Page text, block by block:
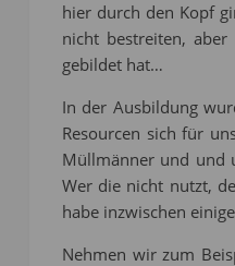
hier durch den Kopf
nicht bestreiten,
gebildet hat…
In der Ausbildung
Resourcen sich für
Müllmänner und und
Wer die nicht nutzt,
habe inzwischen
Nehmen wir zum